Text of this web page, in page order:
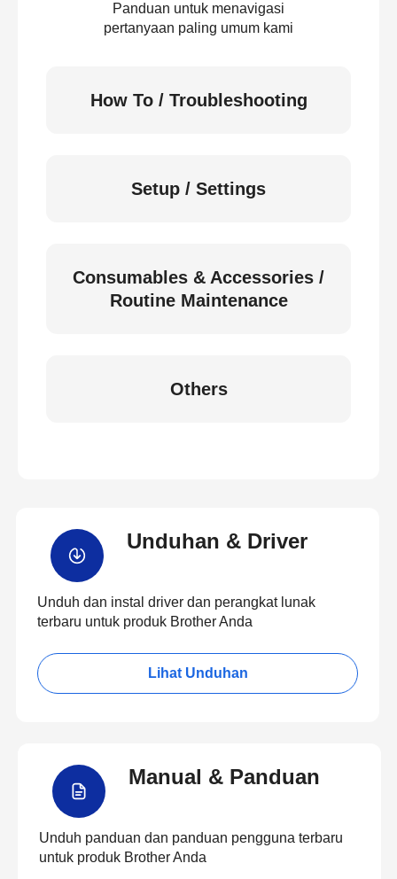
Panduan untuk menavigasi
pertanyaan paling umum kami
How To / Troubleshooting
Setup / Settings
Consumables & Accessories /
Routine Maintenance
Others
Unduhan & Driver
Unduh dan instal driver dan perangkat lunak
terbaru untuk produk Brother Anda
Lihat Unduhan
Manual & Panduan
Unduh panduan dan panduan pengguna terbaru
untuk produk Brother Anda